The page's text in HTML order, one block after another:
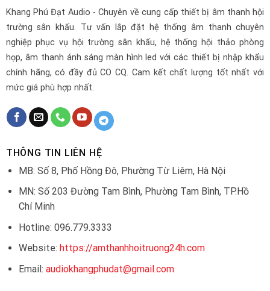
Khang Phú Đạt Audio - Chuyên về cung cấp thiết bị âm thanh hội
trường sân khấu. Tư vấn lắp đặt hệ thống âm thanh chuyên
nghiệp phục vụ hội trường sân khấu, hệ thống hội thảo phòng
họp, âm thanh ánh sáng màn hình led với các thiết bị nhập khẩu
chính hãng, có đầy đủ CO CQ. Cam kết chất lượng tốt nhất với
mức giá phù hợp nhất.
THÔNG TIN LIÊN HỆ
MB: Số 8, Phố Hồng Đô, Phường Từ Liêm, Hà Nội
MN: Số 203 Đường Tam Bình, Phường Tam Bình, TP.Hồ
Chí Minh
Hotline: 096.779.3333
Website: https://amthanhhoitruong24h.com
Email: audiokhangphudat@gmail.com